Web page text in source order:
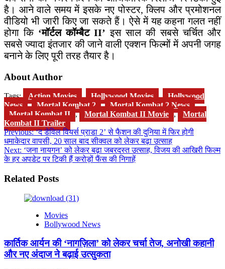
है। आने वाले समय में इसके नए पोस्टर, क्लिप और प्रमोशनल
वीडियो भी जारी किए जा सकते हैं। ऐसे में यह कहना गलत नहीं
होगा कि ‘मॉर्टल कॉम्बैट II’ इस साल की सबसे चर्चित और
सबसे ज्यादा इंतजार की जाने वाली एक्शन फिल्मों में अपनी जगह
बनाने के लिए पूरी तरह तैयार है।
About Author
Tags: Action Movies , Hollywood Movies , Hollywood
News , Mortal Kombat 2 , Mortal Kombat 2 News ,
Mortal Kombat II , Mortal Kombat II Movie , Mortal
Kombat II Trailer
Post
navigation
Previous:‘द डेविल वियर्स प्राडा 2’ से फैशन की दुनिया में फिर होगी
धमाकेदार वापसी, 20 साल बाद सीक्वल को लेकर बढ़ा उत्साह
Next: ‘जना नायगन’ को लेकर बढ़ा जबरदस्त उत्साह, विजय की आखिरी फिल्म
के हर अपडेट पर टिकी हैं करोड़ों फैंस की निगाहें
Related Posts
Movies
Bollywood News
कार्तिक आर्यन की ‘नागज़िला’ को लेकर चर्चा तेज, अनोखी कहानी
और नए अंदाज ने बढ़ाई उत्सुकता